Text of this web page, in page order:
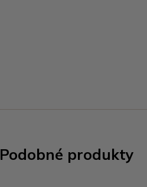
Podobné produkty